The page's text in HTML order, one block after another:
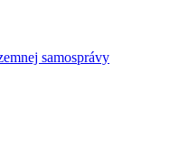
samosprávy